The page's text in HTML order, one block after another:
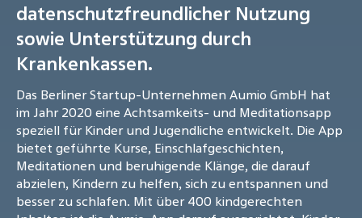
datenschutzfreundlicher Nutzung
sowie Unterstützung durch
Krankenkassen.
Das Berliner Startup-Unternehmen Aumio GmbH hat
im Jahr 2020 eine Achtsamkeits- und Meditationsapp
speziell für Kinder und Jugendliche entwickelt. Die App
bietet geführte Kurse, Einschlafgeschichten,
Meditationen und beruhigende Klänge, die darauf
abzielen, Kindern zu helfen, sich zu entspannen und
besser zu schlafen. Mit über 400 kindgerechten